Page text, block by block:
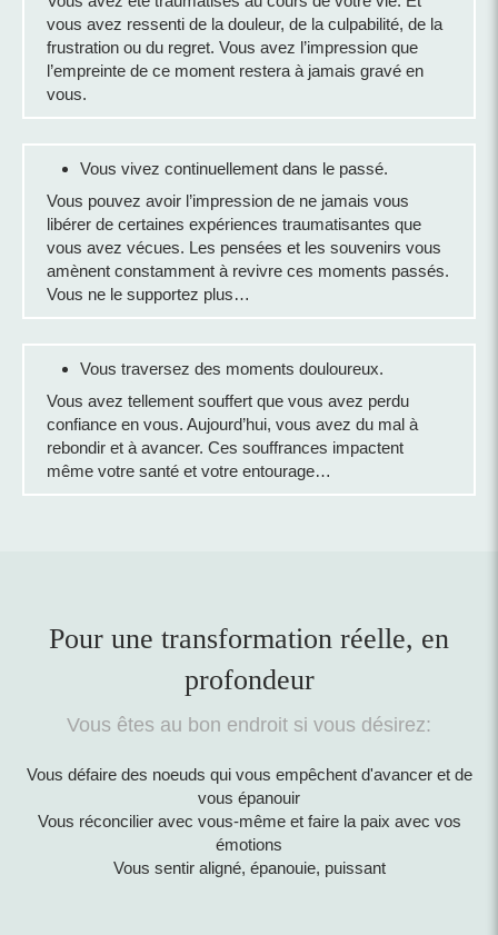
vous avez ressenti de la douleur, de la culpabilité, de la
frustration ou du regret. Vous avez l’impression que
l’empreinte de ce moment restera à jamais gravé en
vous.
Vous vivez continuellement dans le passé.
Vous pouvez avoir l’impression de ne jamais vous
libérer de certaines expériences traumatisantes que
vous avez vécues. Les pensées et les souvenirs vous
amènent constamment à revivre ces moments passés.
Vous ne le supportez plus…
Vous traversez des moments douloureux.
Vous avez tellement souffert que vous avez perdu
confiance en vous. Aujourd’hui, vous avez du mal à
rebondir et à avancer. Ces souffrances impactent
même votre santé et votre entourage…
Pour une transformation réelle, en
profondeur
Vous êtes au bon endroit si vous désirez:
Vous défaire des noeuds qui vous empêchent d'avancer et de
vous épanouir
Vous réconcilier avec vous-même et faire la paix avec vos
émotions
Vous sentir aligné, épanouie, puissant